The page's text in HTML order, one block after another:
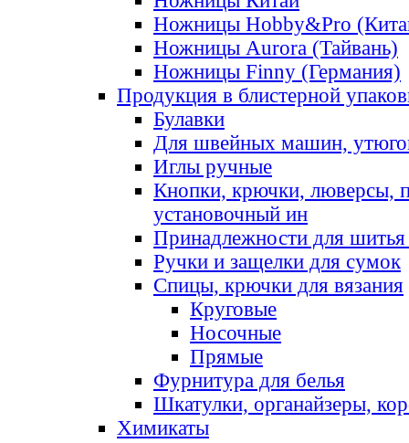
Ножницы Hobby&Pro
Ножницы Aurora (Тайвань)
Ножницы Finny (Германия)
Продукция в блистерной
Булавки
Для швейных машин,
Иглы ручные
Кнопки, крючки, люверсы,
установочный ин
Принадлежности для шитья
Ручки и защелки для сумок
Спицы, крючки для вязания
Круговые
Носочные
Прямые
Фурнитура для белья
Шкатулки, органайзеры,
Химикаты